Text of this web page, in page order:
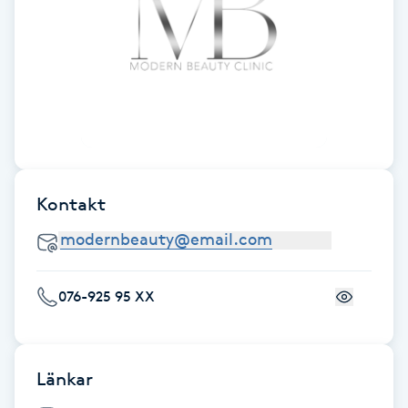
Hot Stone Massage
Huduppstramning
Hudvård
Kontakt
076-925 95 XX
Länkar